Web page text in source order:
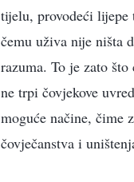
tijelu, provodeći
čemu uživa nije ništa
razuma. To je zato
ne trpi čovjekove
moguće načine, čime
čovječanstva i